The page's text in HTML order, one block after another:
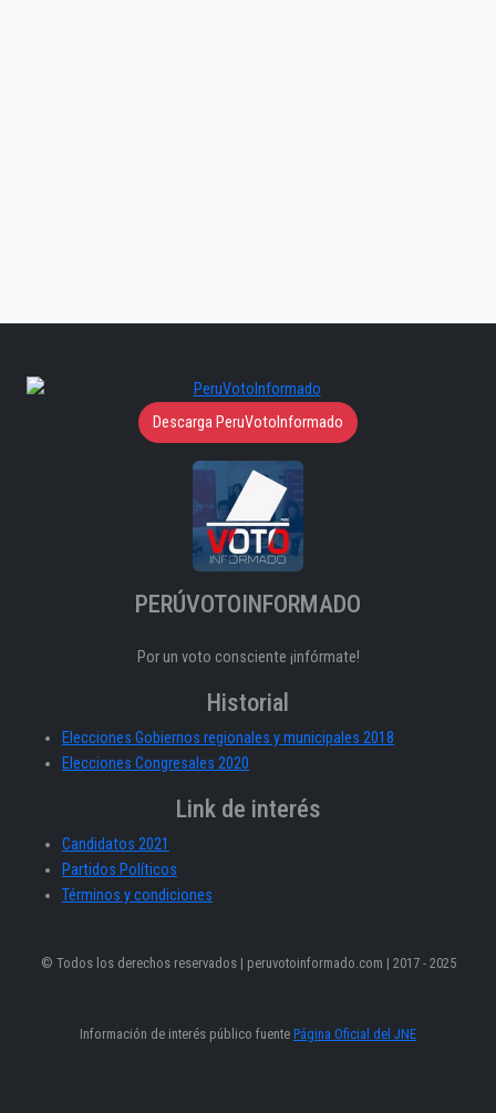
Descarga PeruVotoInformado
PERÚVOTOINFORMADO
Por un voto consciente ¡infórmate!
Historial
Elecciones Gobiernos regionales y municipales 2018
Elecciones Congresales 2020
Link de interés
Candidatos 2021
Partidos Políticos
Términos y condiciones
© Todos los derechos reservados | peruvotoinformado.com | 2017 - 2025
Información de interés público fuente Página Oficial del JNE